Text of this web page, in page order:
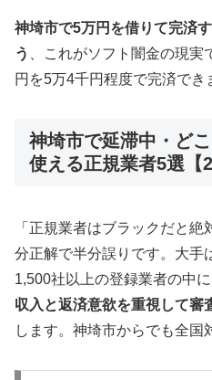
神埼市で5万円を借りて完済
う
、これがソフト闇金の現
円を5万4千円程度で完済でき
神埼市で延滞中・ど
使える正規業者5選【
「正規業者はブラックだと
分正解で半分誤りです。大手
1,500社以上の登録業者の中に
収入と返済意欲を重視して審
します。神埼市からでも全国